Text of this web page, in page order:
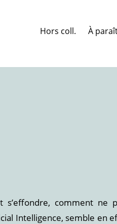
Hors coll. À
s’effondre, comment ne
Intelligence, semble en